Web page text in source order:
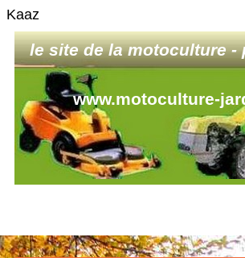
Kaaz
le site de la motoculture -
www.motoculture-